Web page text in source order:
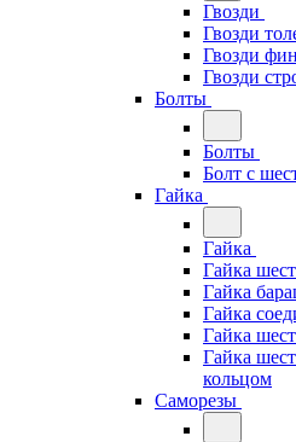
Гвозди
Гвозди
Гвозди
Гвозди
Болты
Болты
Болт с
Гайка
Гайка
Гайка
Гайка
Гайка
Гайка
Гайка
кольцом
Саморезы